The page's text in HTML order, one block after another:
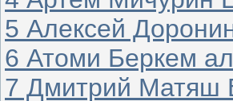
5 Алексей
6 Атоми Беркем
7 Дмитрий Матяш